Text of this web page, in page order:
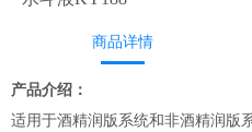
商品详情
产品介绍：
适用于酒精润版系统和非酒精润版